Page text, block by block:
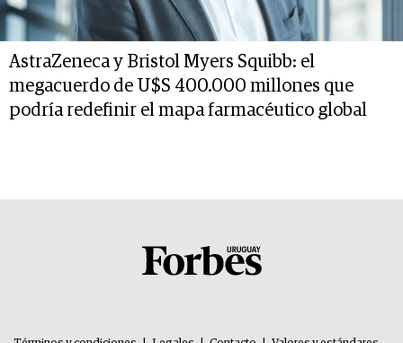
AstraZeneca y Bristol Myers Squibb: el
megacuerdo de U$S 400.000 millones que
podría redefinir el mapa farmacéutico global